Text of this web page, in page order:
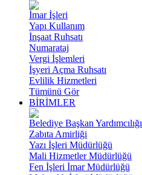
İmar İşleri
Yapı Kullanım
İnşaat Ruhsatı
Numarataj
Vergi İşlemleri
İşyeri Açma Ruhsatı
Evlilik Hizmetleri
Tümünü Gör
BİRİMLER
Belediye Başkan Yardımcılığı
Zabıta Amirliği
Yazı İşleri Müdürlüğü
Mali Hizmetler Müdürlüğü
Fen İşleri İmar Müdürlüğü